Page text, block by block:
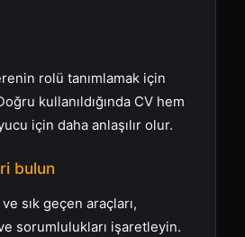
rolü tanımlamak için
kullanıldığında CV hem
için daha anlaşılır olur.
bulun
sık geçen araçları,
sorumlulukları işaretleyin.